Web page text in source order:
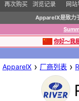
再次购买
浏览记录 网
ApparelX是致力
你好～我
ApparelX › 厂商列表 ›